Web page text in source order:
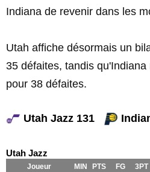
Indiana de revenir dans les
Utah affiche désormais un
35 défaites, tandis
pour 38 défaites.
Utah Jazz 131
Utah Jazz
Joueur MIN PTS FG 3PT